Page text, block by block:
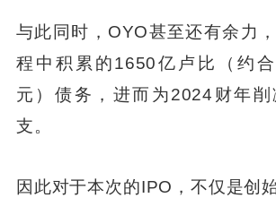
与此同时，OYO甚至还有余力
程中积累的1650亿卢比（约
元）债务，进而为2024财年
支。
因此对于本次的IPO，不仅是创